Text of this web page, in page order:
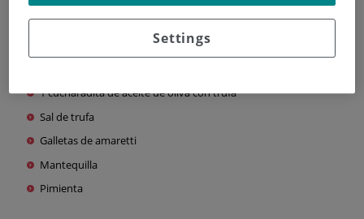
almendras
1 cucharadita de aceite de oliva con trufa
Sal de trufa
Galletas de amaretti
Mantequilla
Pimienta
Settings